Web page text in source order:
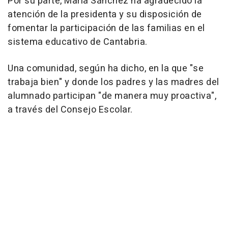
atención de la presidenta y su disposición de
fomentar la participación de las familias en el
sistema educativo de Cantabria.
Una comunidad, según ha dicho, en la que "se
trabaja bien" y donde los padres y las madres del
alumnado participan "de manera muy proactiva",
a través del Consejo Escolar.